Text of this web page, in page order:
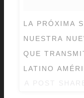
LA PRÓXIMA
NUESTRA
QUE
LATINO